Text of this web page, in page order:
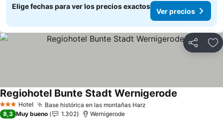
Elige fechas para ver los precios exactos
Ver precios
Compartir
3 Estrellas
Hotel Base histórica en las montañas Harz
Regiohotel Bunte Stadt Wernigerode
8,3 Muy bueno 1.302 Wernigerode